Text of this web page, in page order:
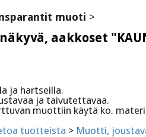
muoti >
aakkoset
ja hartseilla.
ja taivutettavaa.
muottiin käytä ko.
tuotteista > Muotti,